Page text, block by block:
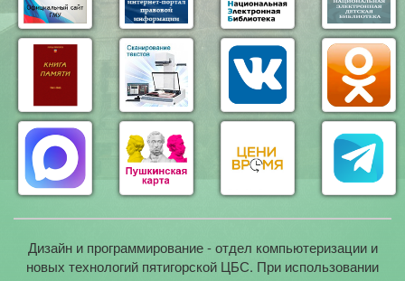
Дизайн и программирование - отдел компьютеризации и
новых технологий пятигорской ЦБС. При использовании